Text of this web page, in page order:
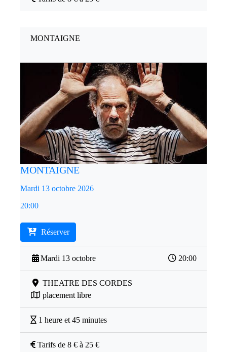
MONTAIGNE
MONTAIGNE
Mardi 13 octobre 2026
20:00
Réserver
Mardi 13 octobre 20:00
THEATRE DES CORDES
placement libre
1 heure et 45 minutes
Tarifs de 8 € à 25 €